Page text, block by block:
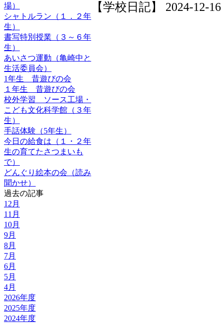
場）
シャトルラン（１．２年
生）
書写特別授業（３～６年
生）
あいさつ運動（亀崎中と
生活委員会）
1年生 昔遊びの会
１年生 昔遊びの会
校外学習 ソース工場・
こども文化科学館（３年
生）
手話体験（5年生）
今日の給食は（１・２年
生の育てたさつまいも
で）
どんぐり絵本の会（読み
聞かせ）
過去の記事
12月
11月
10月
9月
8月
7月
6月
5月
4月
2026年度
2025年度
2024年度
【学校日記】 2024-12-